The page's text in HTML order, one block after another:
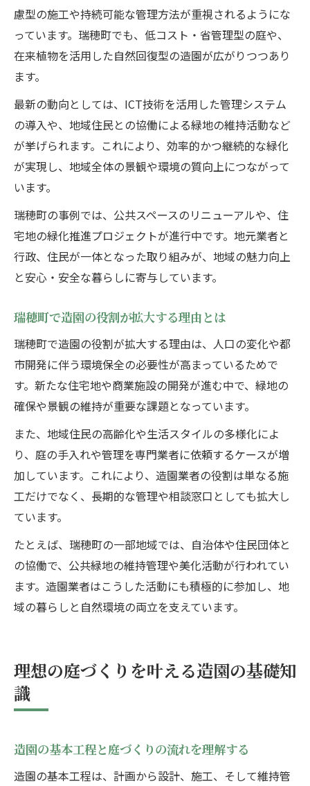
慮型の施工や持続可能な管理方法が重視されるようにな
っています。瑞穂町でも、低コスト・省管理型の庭や、
在来植物を活用した自然回復型の造園が広がりつつあり
ます。
最新の動向としては、ICT技術を活用した管理システム
の導入や、地域住民との協働による緑地の維持活動など
が挙げられます。これにより、効率的かつ継続的な緑化
が実現し、地域全体の景観や環境の質向上につながって
います。
瑞穂町の事例では、公共スペースのリニューアルや、住
宅地の緑化推進プロジェクトが進行中です。地元業者と
行政、住民が一体となった取り組みが、地域の魅力向上
と安心・安全な暮らしに寄与しています。
瑞穂町で造園の役割が拡大する理由とは
瑞穂町で造園の役割が拡大する理由は、人口の変化や都
市開発に伴う環境保全の必要性が高まっているためで
す。新たな住宅地や商業施設の開発が進む中で、緑地の
確保や景観の維持が重要な課題となっています。
また、地域住民の高齢化や生活スタイルの多様化によ
り、庭の手入れや管理を専門業者に依頼するケースが増
加しています。これにより、造園業者の役割は単なる施
工だけでなく、長期的な管理や相談窓口としても拡大し
ています。
たとえば、瑞穂町の一部地域では、自治体や住民団体と
の協働で、公共緑地の維持管理や美化活動が行われてい
ます。造園業者はこうした活動にも積極的に参加し、地
域の暮らしと自然環境の両立を支えています。
理想の庭づくりを叶える造園の基礎知
識
造園の基本工程と庭づくりの流れを理解する
造園の基本工程は、計画から設計、施工、そして維持管